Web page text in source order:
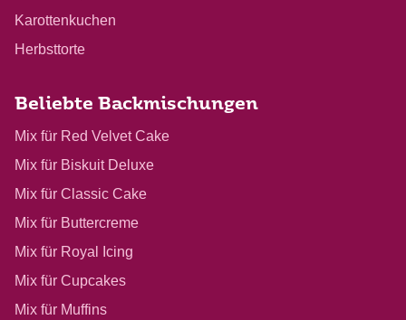
Karottenkuchen
Herbsttorte
Beliebte Backmischungen
Mix für Red Velvet Cake
Mix für Biskuit Deluxe
Mix für Classic Cake
Mix für Buttercreme
Mix für Royal Icing
Mix für Cupcakes
Mix für Muffins